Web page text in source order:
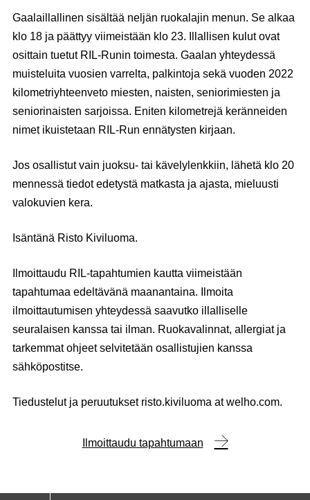
Gaalaillallinen sisältää neljän ruokalajin menun. Se alkaa
klo 18 ja päättyy viimeistään klo 23. Illallisen kulut ovat
osittain tuetut RIL-Runin toimesta. Gaalan yhteydessä
muisteluita vuosien varrelta, palkintoja sekä vuoden 2022
kilometriyhteenveto miesten, naisten, seniorimiesten ja
seniorinaisten sarjoissa. Eniten kilometrejä keränneiden
nimet ikuistetaan RIL-Run ennätysten kirjaan.
Jos osallistut vain juoksu- tai kävelylenkkiin, lähetä klo 20
mennessä tiedot edetystä matkasta ja ajasta, mieluusti
valokuvien kera.
Isäntänä Risto Kiviluoma.
Ilmoittaudu RIL-tapahtumien kautta viimeistään
tapahtumaa edeltävänä maanantaina. Ilmoita
ilmoittautumisen yhteydessä saavutko illalliselle
seuralaisen kanssa tai ilman. Ruokavalinnat, allergiat ja
tarkemmat ohjeet selvitetään osallistujien kanssa
sähköpostitse.
Tiedustelut ja peruutukset risto.kiviluoma at welho.com.
Ilmoittaudu tapahtumaan